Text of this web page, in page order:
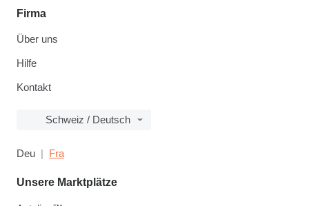
Firma
Über uns
Hilfe
Kontakt
Schweiz / Deutsch
Deu Fra
Unsere Marktplätze